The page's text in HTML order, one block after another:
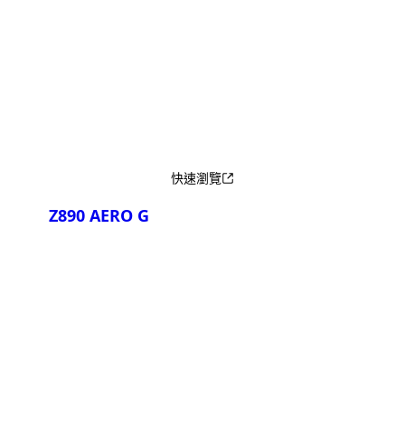
快速瀏覽
Z890 AERO G